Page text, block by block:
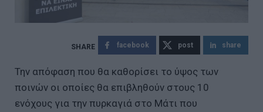
facebook post share
Την απόφαση που θα καθορίσει το ύψος των
ποινών οι οποίες θα επιβληθούν στους 10
ενόχους για την πυρκαγιά στο Μάτι που